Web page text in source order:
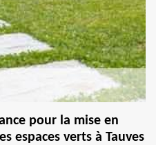
pour la mise en
espaces verts à Tauves